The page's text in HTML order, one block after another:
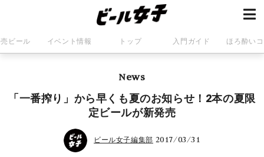
ビール イベント情報 トップ 入門ガイド ほろ酔い
News
「一番搾り」から早くも夏のお知らせ！2本の夏限
定ビールが新発売
ビール女子編集部 2017/03/31